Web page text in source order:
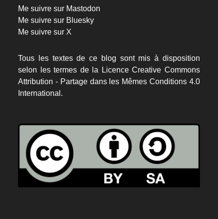
Me suivre sur Mastodon
Me suivre sur Bluesky
Me suivre sur X
Tous les textes de ce blog sont mis à disposition
selon les termes de la
Licence Creative Commons
Attribution - Partage dans les Mêmes Conditions 4.0
International.